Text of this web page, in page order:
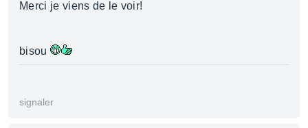
Merci je viens de le voir!
bisou
signaler